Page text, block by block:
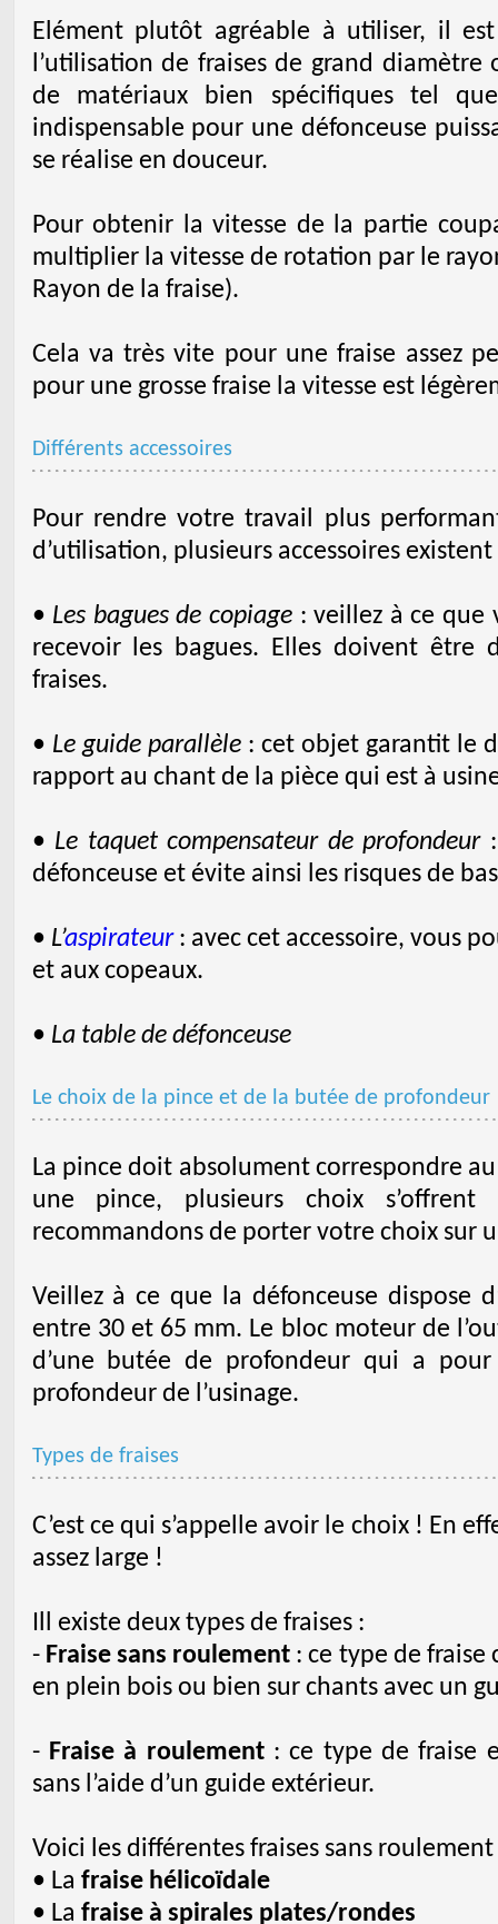
Elément plutôt agréable à utiliser, il
l’utilisation de fraises de grand
de matériaux bien spécifiques tel
indispensable pour une défonceuse
se réalise en douceur.
Pour obtenir la vitesse de la partie
multiplier la vitesse de rotation par le
Rayon de la fraise).
Cela va très vite pour une fraise assez
pour une grosse fraise la vitesse est
Différents accessoires
Pour rendre votre travail plus
d’utilisation, plusieurs accessoires existent
• Les bagues de copiage: veillez à ce que
recevoir les bagues. Elles doivent
fraises.
• Le guide parallèle: cet objet garantit le
rapport au chant de la pièce qui est à
• Le taquet compensateur de profondeur:
défonceuse et évite ainsi les risques de
• L’aspirateur: avec cet accessoire, vous
et aux copeaux.
• La table de défonceuse
Le choix de la pince et de la butée de profondeur
La pince doit absolument correspondre
une pince, plusieurs choix
recommandons de porter votre choix sur
Veillez à ce que la défonceuse dispose
entre 30 et 65 mm. Le bloc moteur de
d’une butée de profondeur qui a
profondeur de l’usinage.
Types de fraises
C’est ce qui s’appelle avoir le choix ! En
assez large !
Ill existe deux types de fraises :
- Fraise sans roulement : ce type de
en plein bois ou bien sur chants avec un
- Fraise à roulement: ce type de fraise
sans l’aide d’un guide extérieur.
Voici les différentes fraises sans
• La fraise hélicoïdale
• La fraise à spirales plates/rondes